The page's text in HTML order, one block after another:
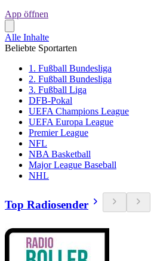
App öffnen
Alle Inhalte
Beliebte Sportarten
1. Fußball Bundesliga
2. Fußball Bundesliga
3. Fußball Liga
DFB-Pokal
UEFA Champions League
UEFA Europa League
Premier League
NFL
NBA Basketball
Major League Baseball
NHL
Top Radiosender